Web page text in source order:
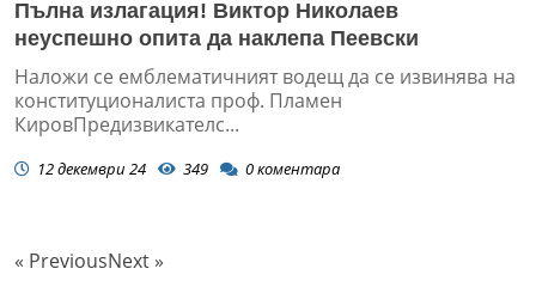
Пълна излагация! Виктор Николаев
неуспешно опита да наклепа Пеевски
Наложи се емблематичният водещ да се извинява на
конституционалиста проф. Пламен
КировПредизвикателс...
12 декември 24 349 0коментара
« PreviousNext »